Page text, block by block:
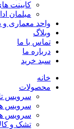
کابینت
مبلمان
واحد معماری و
وبلاگ
تماس با ما
درباره ما
سبد خرید
خانه
محصولات
سرویس
سرویس
سرویس
تشک و